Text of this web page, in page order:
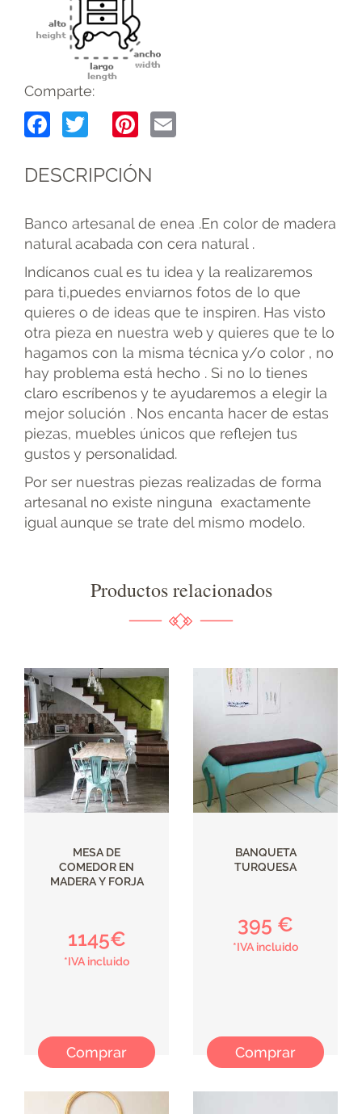
Comparte:
Facebook
TwitterPinterest
DESCRIPCIÓN
Banco artesanal de enea .En color de madera
natural acabada con cera natural .
Indícanos cual es tu idea y la realizaremos
para ti,puedes enviarnos fotos de lo que
quieres o de ideas que te inspiren. Has visto
otra pieza en nuestra web y quieres que te lo
hagamos con la misma técnica y/o color , no
hay problema está hecho . Si no lo tienes
claro escríbenos y te ayudaremos a elegir la
mejor solución . Nos encanta hacer de estas
piezas, muebles únicos que reflejen tus
gustos y personalidad.
Por ser nuestras piezas realizadas de forma
artesanal no existe ninguna exactamente
igual aunque se trate del mismo modelo.
Productos relacionados
MESA DE
COMEDOR EN
MADERA Y FORJA
1145€
*IVA incluido
Comprar
BANQUETA
TURQUESA
395 €
*IVA incluido
Comprar